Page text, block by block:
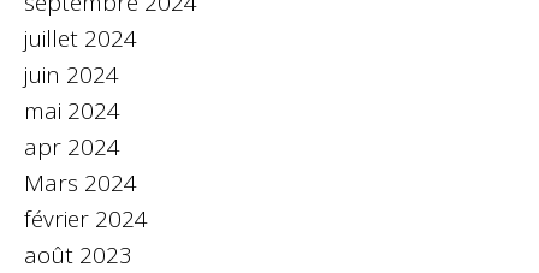
juillet 2024
juin 2024
mai 2024
apr 2024
Mars 2024
février 2024
août 2023